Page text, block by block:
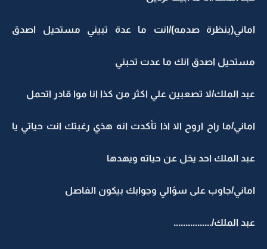
اماني(بنظرة صدمه)/انت ما عدة تبيني مستحيل اصدق
مستحيل اصدق انك ما عدت تحبني
عبد الملك/لا تصعبين علي اكثر من كذا انا موا قادر اتحمل
اماني/ما راح اروح الا اذا تأكدت انه هذي رغبتك انت حياتي يا
عبد الملك احد يخل عن حياته ويهدها
اماني/جاوب على سؤالي وجوابك بيكون الفاصل
عبد الملك/................